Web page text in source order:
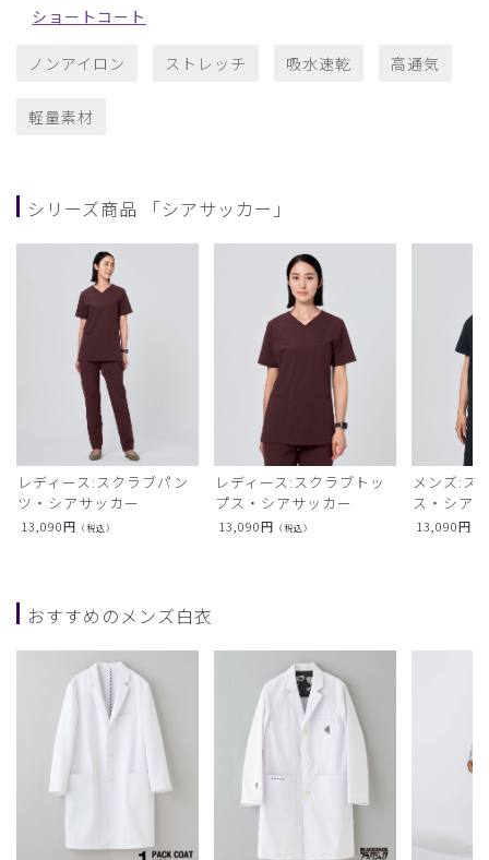
ショートコート
ノンアイロン ストレッチ 吸水速乾 高通気
軽量素材
シリーズ商品 「シアサッカー」
レディース:スクラブパン
ツ・シアサッカー
13,090円 （税込）
レディース:スクラブトッ
プス・シアサッカー
13,090円 （税込）
メンズ:ス
ス・シア
13,090円
おすすめのメンズ白衣